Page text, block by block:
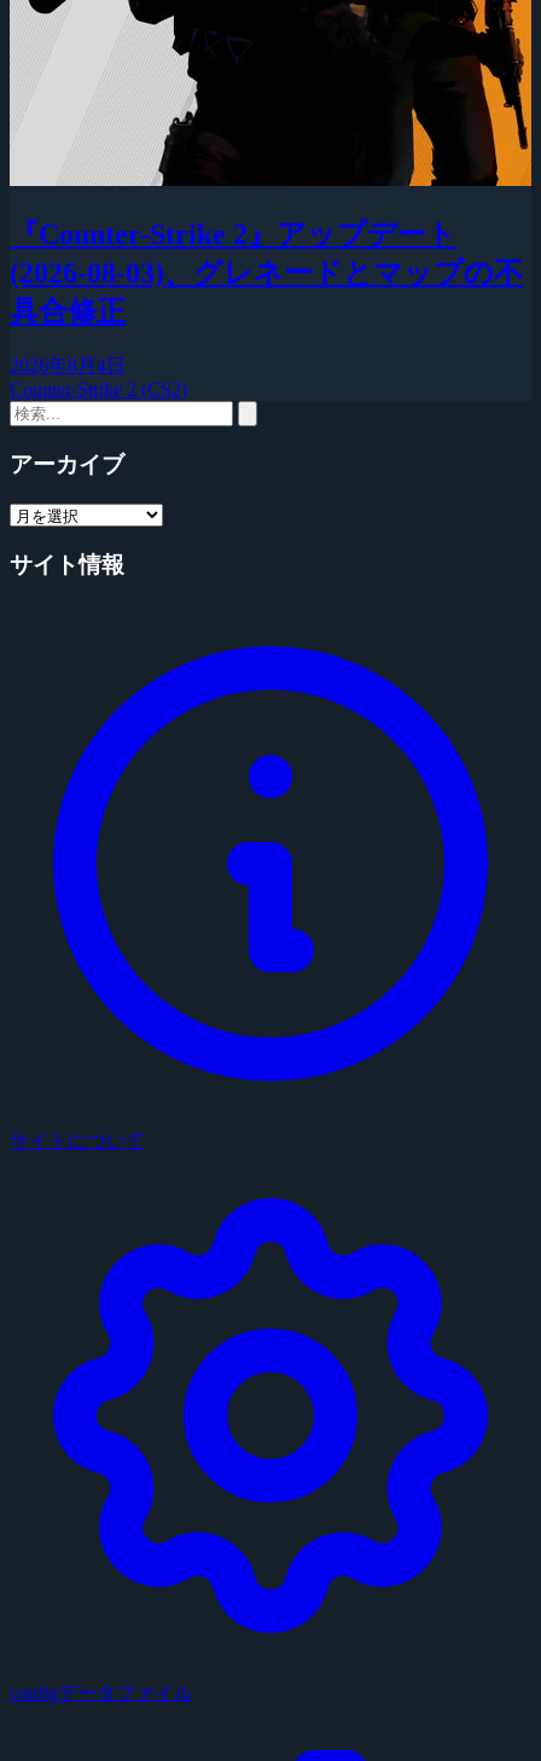
『Counter-Strike 2』アップデート
(2026-08-03)、グレネードとマップの不
具合修正
2026年8月4日
Counter-Strike 2 (CS2)
アーカイブ
サイト情報
サイトについて
configデータファイル